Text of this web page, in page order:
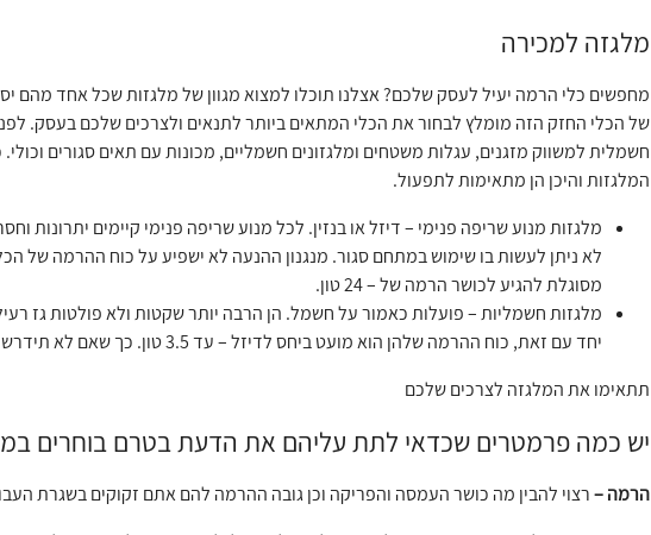
מלגזה למכירה
מחפשים כלי הרמה יעיל לעסק שלכם? אצלנו תוכלו למצוא מגוון של מלגזות שכל אחד מהם
חשמלית למשווק מזגנים, עגלות משטחים ומלגזונים חשמליים, מכונות עם תאים סגורים
המלגזות והיכן הן מתאימות לתפעול.
מלגזות מנוע שריפה פנימי – דיזל או בנזין. לכל מנוע שריפה פנימי קיימים יתרונות
לא ניתן לעשות בו שימוש במתחם סגור. מנגנון ההנעה לא ישפיע על כוח ההרמה של
מסוגלת להגיע לכושר הרמה של – 24 טון.
מלגזות חשמליות – פועלות כאמור על חשמל. הן הרבה יותר שקטות ולא פולטות גז
יחד עם זאת, כוח ההרמה שלהן הוא מועט ביחס לדיזל – עד 3.5 טון. כך שאם לא תידרש פעולת פריקה וטעינה מסיבית, הן בהחלט יכולות להתאים לכם.
תתאימו את המלגזה לצרכים שלכם
יש כמה פרמטרים שכדאי לתת עליהם את הדעת בטרם בוחרים
הרמה –רצוי להבין מה כושר העמסה והפריקה וכן גובה ההרמה להם אתם זקוקים בשגרת